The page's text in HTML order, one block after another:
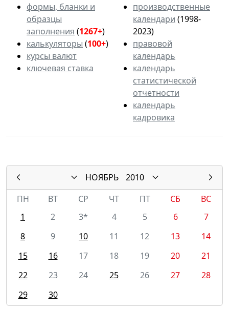
формы, бланки и
образцы
заполнения (1267+)
калькуляторы (100+)
курсы валют
ключевая ставка
производственные
календари (1998-
2023)
правовой
календарь
календарь
статистической
отчетности
календарь
кадровика
НОЯБРЬ
2010
ПН
ВТ СР ЧТ ПТ СБ
ВС
1
2 3* 4 5 6
7
8
9 10 11 12 13
14
15
16 17 18 19 20
21
22
23 24 25 26 27
28
29
30